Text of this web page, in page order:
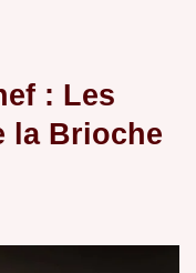
: Les
la Brioche